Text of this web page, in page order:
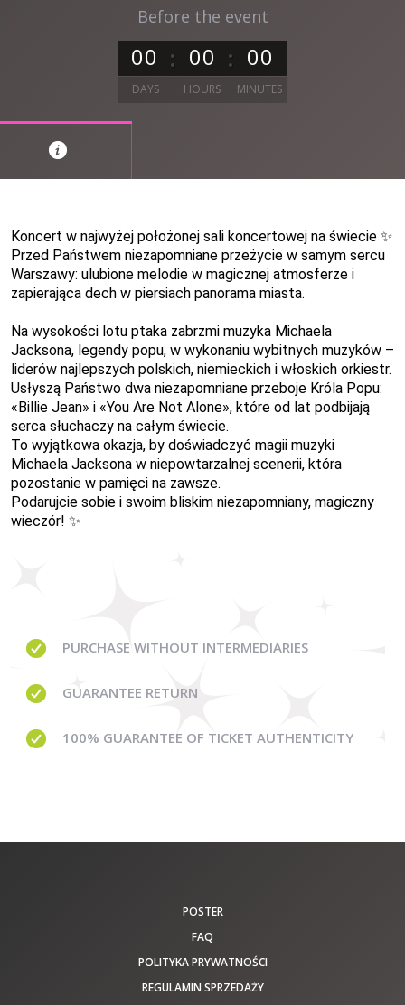
Before the event
00 00 00
DAYS HOURS MINUTES
Koncert w najwyżej położonej sali koncertowej na świecie ✨
Przed Państwem niezapomniane przeżycie w samym sercu
Warszawy: ulubione melodie w magicznej atmosferze i
zapierająca dech w piersiach panorama miasta.
Na wysokości lotu ptaka zabrzmi muzyka Michaela
Jacksona, legendy popu, w wykonaniu wybitnych muzyków –
liderów najlepszych polskich, niemieckich i włoskich orkiestr.
Usłyszą Państwo dwa niezapomniane przeboje Króla Popu:
« Billie Jean» i «You Are Not Alone», które od lat podbijają
serca słuchaczy na całym świecie.
To wyjątkowa okazja, by doświadczyć magii muzyki
Michaela Jacksona w niepowtarzalnej scenerii, która
pozostanie w pamięci na zawsze.
Podarujcie sobie i swoim bliskim niezapomniany, magiczny
wieczór! ✨
PURCHASE WITHOUT INTERMEDIARIES
GUARANTEE RETURN
100% GUARANTEE OF TICKET AUTHENTICITY
POSTER
FAQ
POLITYKA PRYWATNOŚCI
REGULAMIN SPRZEDAŻY